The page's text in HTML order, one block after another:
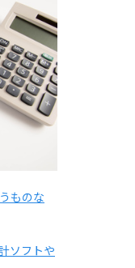
ものな
ソフトや